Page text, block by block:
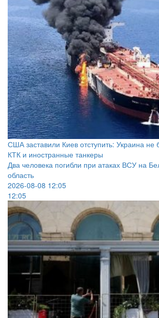
США заставили Киев отступить: Украина не
КТК и иностранные танкеры
Два человека погибли при атаках ВСУ на
область
2026-08-08 12:05
12:05